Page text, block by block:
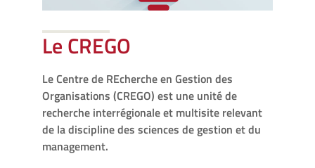
Le CREGO
Le Centre de REcherche en Gestion des
Organisations (CREGO) est une unité de
recherche interrégionale et multisite relevant
de la discipline des sciences de gestion et du
management.